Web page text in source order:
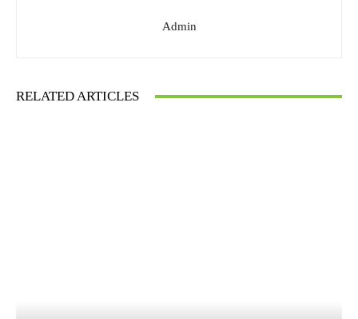
Admin
RELATED ARTICLES